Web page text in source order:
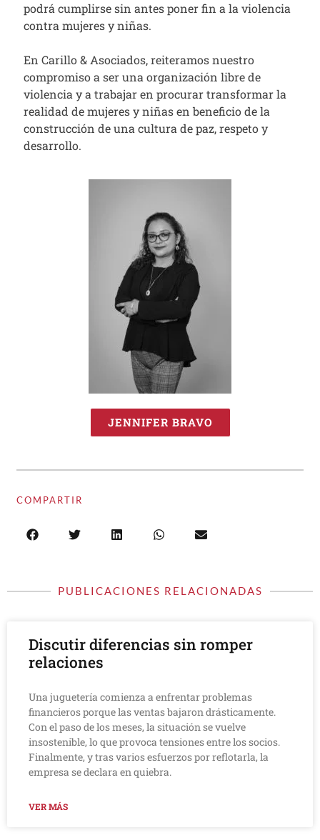
podrá cumplirse sin antes poner fin a la violencia
contra mujeres y niñas.
En Carillo & Asociados, reiteramos nuestro
compromiso a ser una organización libre de
violencia y a trabajar en procurar transformar la
realidad de mujeres y niñas en beneficio de la
construcción de una cultura de paz, respeto y
desarrollo.
JENNIFER BRAVO
COMPARTIR
PUBLICACIONES RELACIONADAS
Discutir diferencias sin romper
relaciones
Una juguetería comienza a enfrentar problemas
financieros porque las ventas bajaron drásticamente.
Con el paso de los meses, la situación se vuelve
insostenible, lo que provoca tensiones entre los socios.
Finalmente, y tras varios esfuerzos por reflotarla, la
empresa se declara en quiebra.
VER MÁS